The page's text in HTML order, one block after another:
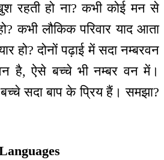
रहती हो ना? कभी कोई मन से
हो? कभी लौकिक परिवार याद आता
हो? दोनों पढ़ाई में सदा नम्बरवन
है, ऐसे बच्चे भी नम्बर वन में।
सदा बाप के प्रिय हैं। समझा?